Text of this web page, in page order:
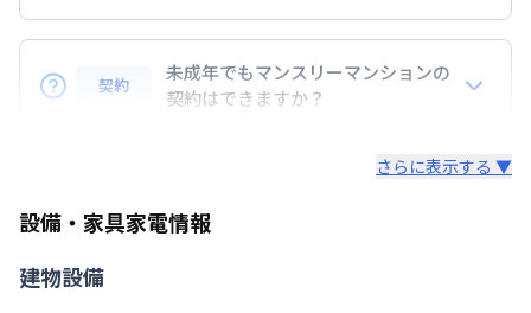
次回更新日
情報更新日より14日以内
BraTToの運営するマンスリーマンションのお支払い
は、指定口座へのお振込み・当社での現金払い、クレ
ジットカード払い（DCカード、VISAカード、Master
契約
未成年でもマンスリーマンションの
契約はできますか？
さらに表示する ▼
設備・家具家電情報
建物設備